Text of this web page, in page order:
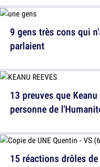
13 preuves que
personne de
9 gens très cons qui
parlaient
15 réactions drôles